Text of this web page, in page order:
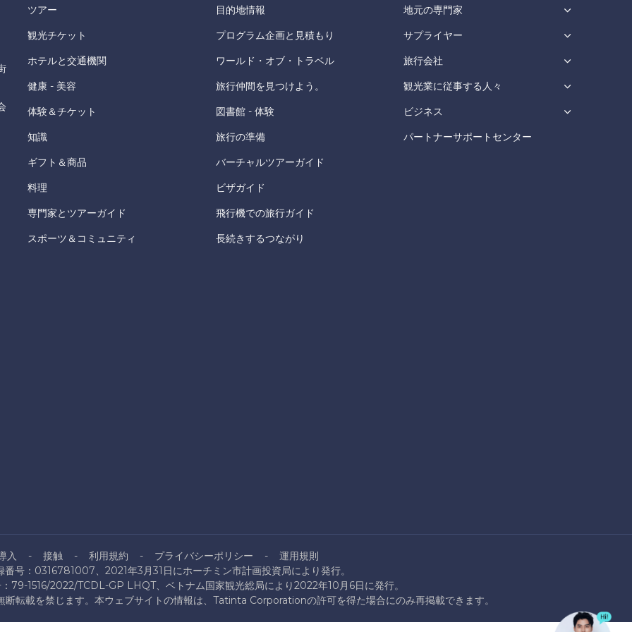
ツアー
観光チケット
ホテルと交通機関
健康 - 美容
体験＆チケット
知識
ギフト＆商品
料理
専門家とツアーガイド
スポーツ＆コミュニティ
目的地情報
プログラム企画と見積もり
ワールド・オブ・トラベル
旅行仲間を見つけよう。
図書館 - 体験
旅行の準備
バーチャルツアーガイド
ビザガイド
飛行機での旅行ガイド
長続きするつながり
地元の専門家
サプライヤー
旅行会社
観光業に従事する人々
ビジネス
パートナーサポートセンター
入 接触 利用規約 プライバシーポリシー
運用規則
番号：0316781007、2021年3月31日にホーチミン市計画投資局により発行。
79-1516/2022/TCDL-GP LHQT、ベトナム国家観光総局により2022年10月6日に発行。
載を禁じます。本ウェブサイトの情報は、Tatinta Corporationの許可を得た場合にのみ再掲載できます。